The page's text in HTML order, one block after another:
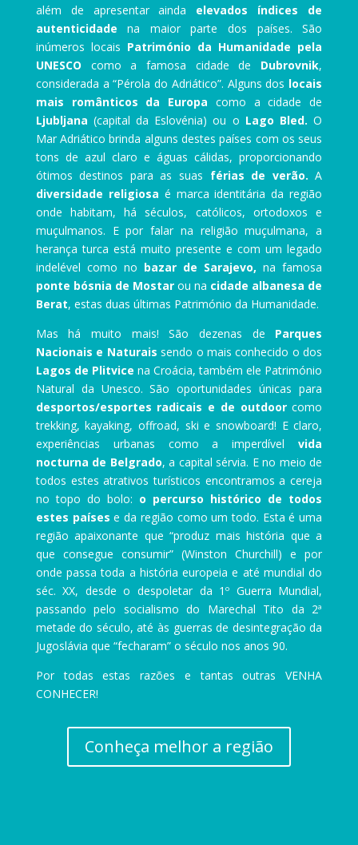
além de apresentar ainda elevados índices de
autenticidade na maior parte dos países. São
inúmeros locais Património da Humanidade pela
UNESCO como a famosa cidade de Dubrovnik,
considerada a “Pérola do Adriático”. Alguns dos locais
mais românticos da Europa como a cidade de
Ljubljana (capital da Eslovénia) ou o Lago Bled.O
Mar Adriático brinda alguns destes países com os seus
tons de azul claro e águas cálidas, proporcionando
ótimos destinos para as suas férias de verão.A
diversidade religiosa é marca identitária da região
onde habitam, há séculos, católicos, ortodoxos e
muçulmanos. E por falar na religião muçulmana, a
herança turca está muito presente e com um legado
indelével como no bazar de Sarajevo,na famosa
ponte bósnia de Mostar ou na cidade albanesa de
Berat, estas duas últimas Património da Humanidade.
Mas há muito mais! São dezenas de Parques
Nacionais e Naturais sendo o mais conhecido o dos
Lagos de Plitvice na Croácia, também ele Património
Natural da Unesco. São oportunidades únicas para
desportos/esportes radicais e de outdoorcomo
trekking, kayaking, offroad, ski e snowboard! E claro,
experiências urbanas como a imperdívelvida
nocturna de Belgrado, a capital sérvia. E no meio de
todos estes atrativos turísticos encontramos a cereja
no topo do bolo: o percurso histórico de todos
estes países e da região como um todo. Esta é uma
região apaixonante que “produz mais história que a
que consegue consumir” (Winston Churchill) e por
onde passa toda a história europeia e até mundial do
séc. XX, desde o despoletar da 1º Guerra Mundial,
passando pelo socialismo do Marechal Tito da 2ª
metade do século, até às guerras de desintegração da
Jugoslávia que “fecharam” o século nos anos 90.
Por todas estas razões e tantas outras VENHA
CONHECER!
Conheça melhor a região